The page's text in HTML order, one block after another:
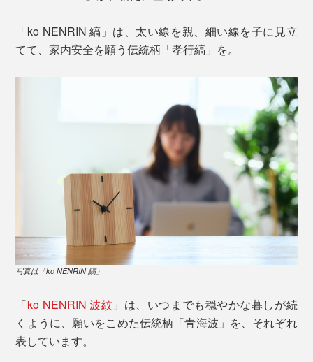
「ko NENRIN 縞」は、太い線を親、細い線を子に見立
てて、家内安全を願う伝統柄「孝行縞」を。
写真は「ko NENRIN 縞」
「ko NENRIN 波紋 」は、いつまでも穏やかな暮しが続
くように、願いをこめた伝統柄「青海波」を、それぞれ
表しています。